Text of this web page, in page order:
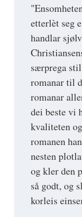
etterlèt seg
handlar
særprega
romanar til
romanar
dei beste vi
kvaliteten
romanen
nesten
og kler den
så godt, og
korleis